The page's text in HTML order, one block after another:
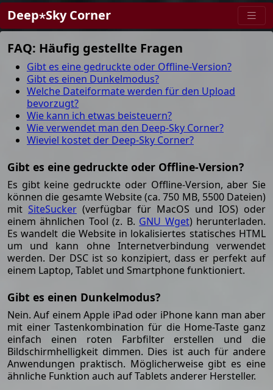
Deep⋆Sky Corner
FAQ: Häufig gestellte Fragen
Gibt es eine gedruckte oder Offline-Version?
Gibt es einen Dunkelmodus?
Welche Dateiformate werden für den Upload
bevorzugt?
Wie kann ich etwas beisteuern?
Wie verwendet man den Deep-Sky Corner?
Wieviel kostet der Deep-Sky Corner?
Gibt es eine gedruckte oder Offline-Version?
Es gibt keine gedruckte oder Offline-Version, aber Sie
können die gesamte Website (ca. 750 MB, 5500 Dateien)
mit SiteSucker (verfügbar für MacOS und IOS) oder
einem ähnlichen Tool (z. B. GNU Wget) herunterladen.
Es wandelt die Website in lokalisiertes statisches HTML
um und kann ohne Internetverbindung verwendet
werden. Der DSC ist so konzipiert, dass er perfekt auf
einem Laptop, Tablet und Smartphone funktioniert.
Gibt es einen Dunkelmodus?
Nein. Auf einem Apple iPad oder iPhone kann man aber
mit einer Tastenkombination für die Home-Taste ganz
einfach einen roten Farbfilter erstellen und die
Bildschirmhelligkeit dimmen. Dies ist auch für andere
Anwendungen praktisch. Möglicherweise gibt es eine
ähnliche Funktion auch auf Tablets anderer Hersteller.